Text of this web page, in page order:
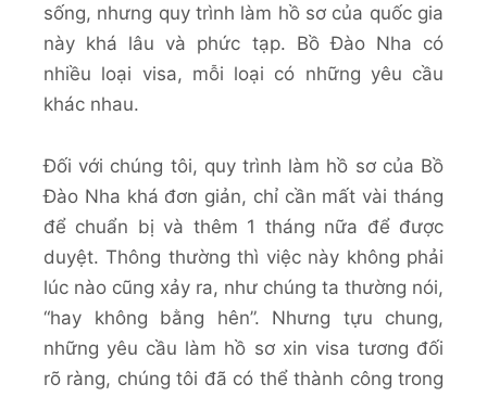
sống, nhưng quy trình làm hồ sơ của quốc gia
này khá lâu và phức tạp. Bồ Đào Nha có
nhiều loại visa, mỗi loại có những yêu cầu
khác nhau.
Đối với chúng tôi, quy trình làm hồ sơ của Bồ
Đào Nha khá đơn giản, chỉ cần mất vài tháng
để chuẩn bị và thêm 1 tháng nữa để được
duyệt. Thông thường thì việc này không phải
lúc nào cũng xảy ra, như chúng ta thường nói,
“hay không bằng hên”. Nhưng tựu chung,
những yêu cầu làm hồ sơ xin visa tương đối
rõ ràng, chúng tôi đã có thể thành công trong